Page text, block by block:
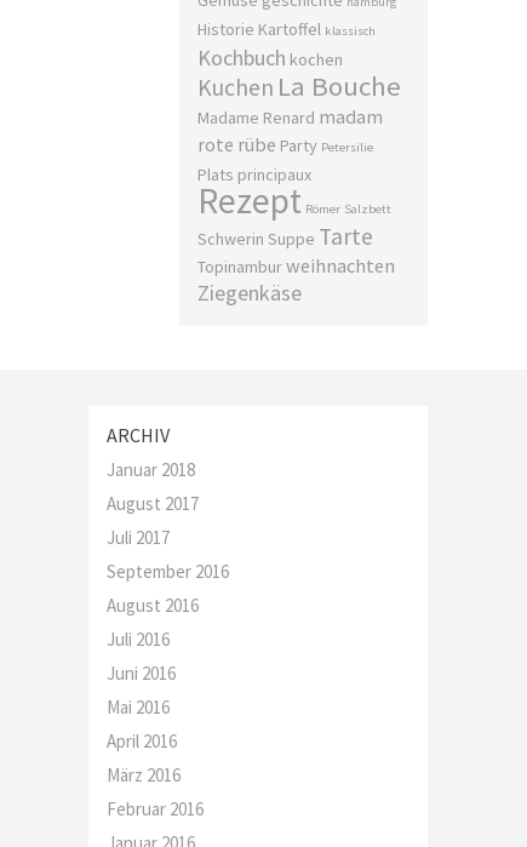
Historie Kartoffel klassisch
Kochbuch kochen
Kuchen La Bouche
Madame Renard madam
rote rübe Party Petersilie
Plats principaux
Rezept Römer Salzbett
Schwerin Suppe Tarte
Topinamburweihnachten
Ziegenkäse
ARCHIV
Januar 2018
August 2017
Juli 2017
September 2016
August 2016
Juli 2016
Juni 2016
Mai 2016
April 2016
März 2016
Februar 2016